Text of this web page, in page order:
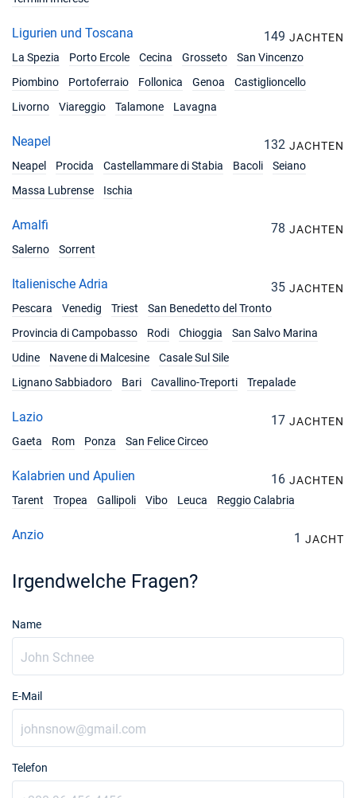
Ligurien und Toscana 149 JACHTEN
La Spezia
Porto Ercole Cecina Grosseto
San Vincenzo
Piombino
Portoferraio Follonica Genoa
Castiglioncello
Livorno
Viareggio Talamone Lavagna
Neapel 132 JACHTEN
Neapel
Procida Castellammare di Stabia Bacoli
Seiano
Massa Lubrense
Ischia
Amalfi 78 JACHTEN
Salerno
Sorrent
Italienische Adria 35 JACHTEN
Pescara
Venedig Triest
San Benedetto del Tronto
Provincia di Campobasso
Rodi Chioggia
San Salvo Marina
Udine
Navene di Malcesine
Casale Sul Sile
Lignano Sabbiadoro
Bari Cavallino-Treporti Trepalade
Lazio 17 JACHTEN
Gaeta
Rom Ponza San Felice Circeo
Kalabrien und Apulien 16 JACHTEN
Tarent
Tropea Gallipoli Vibo Leuca Reggio Calabria
Anzio 1 JACHT
Irgendwelche Fragen?
Name
E-Mail
Telefon